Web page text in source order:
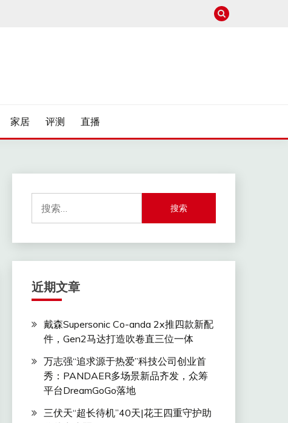
家居 评测 直播
索：
近期文章
戴森Supersonic Co-anda 2x推四款新配
件，Gen2马达打造吹卷直三位一体
万志强“追求源于热爱”科技公司创业首
秀：PANDAER多场景新品齐发，众筹
平台DreamGoGo落地
三伏天“超长待机”40天|花王四重守护助